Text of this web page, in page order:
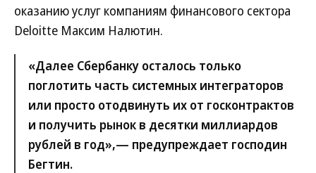
оказанию услуг компаниям финансового сектора
Deloitte Максим Налютин.
«Далее Сбербанку осталось только
поглотить часть системных интеграторов
или просто отодвинуть их от госконтрактов
и получить рынок в десятки миллиардов
рублей в год»,— предупреждает господин
Бегтин.